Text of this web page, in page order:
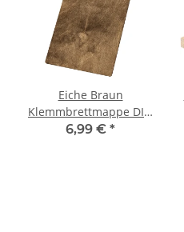
Eiche Braun
Klemmbrettmappe DIN
A4
6,99 € *